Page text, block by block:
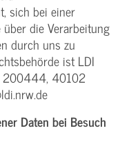
sich bei einer
die Verarbeitung
durch uns zu
ist LDI
200444, 40102
Daten bei Besuch